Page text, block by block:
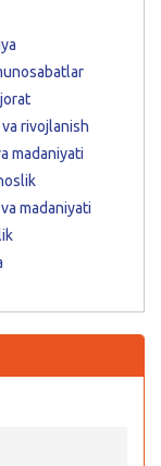
rivojlanish
madaniyati
madaniyati